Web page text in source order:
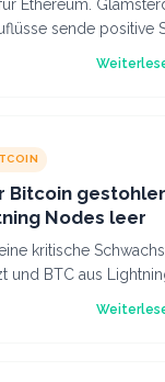
Ethereum.
sende positive
seit längerer
Bitcoin
Nodes leer
kritische
und BTC aus